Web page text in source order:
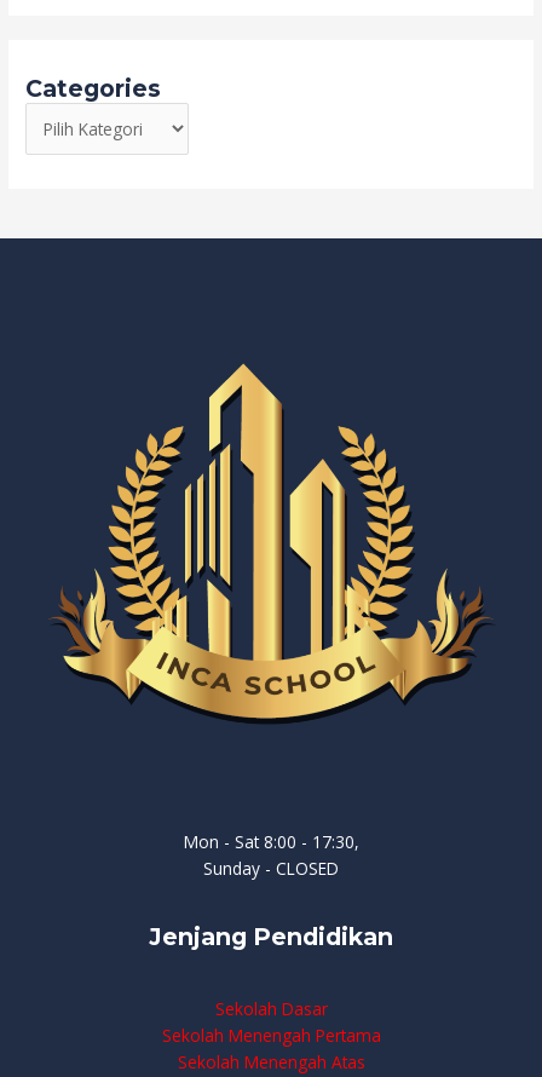
Categories
Mon - Sat 8:00 - 17:30,
Sunday - CLOSED
Jenjang Pendidikan
Sekolah Dasar
Sekolah Menengah Pertama
Sekolah Menengah Atas